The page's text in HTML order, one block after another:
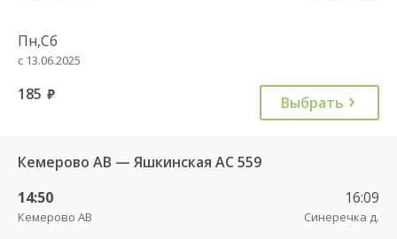
Пн,Сб
с 13.06.2025
185 руб. Выбрать
Кемерово АВ — Яшкинская АС 559
14:50
Кемерово АВ
16:09
Синеречка д.